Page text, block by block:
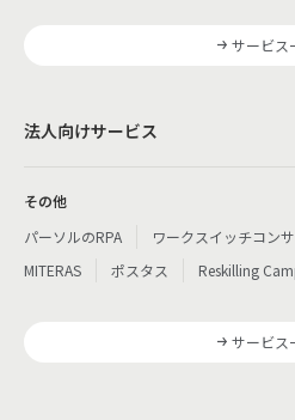
サービス
法人向けサービス
その他
パーソルのRPA
ワークスイッチコン
MITERAS
ポスタス Reskilling
サービス